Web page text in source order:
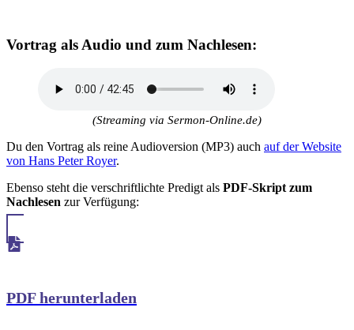
Vortrag als Audio und zum Nachlesen:
(Streaming via Sermon-Online.de)
Du den Vortrag als reine Audioversion (MP3) auch auf der Website
von Hans Peter Royer.
Ebenso steht die verschriftlichte Predigt als PDF-Skript zum
Nachlesen zur Verfügung:
PDF herunterladen